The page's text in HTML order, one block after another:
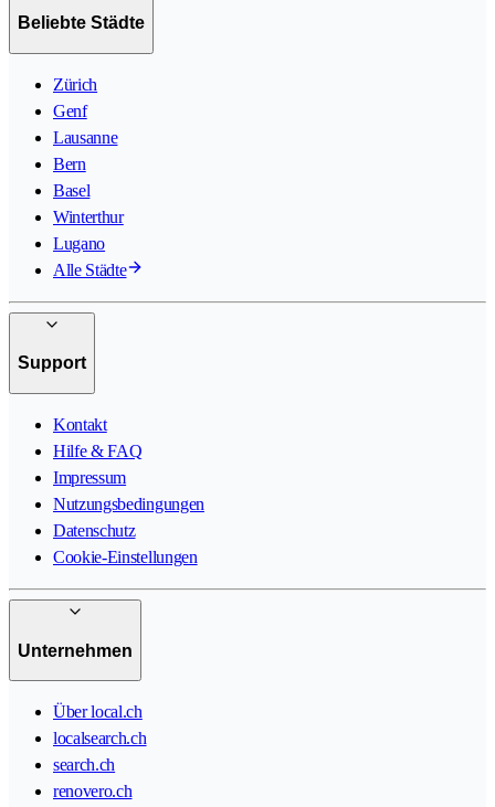
Beliebte Städte
Zürich
Genf
Lausanne
Bern
Basel
Winterthur
Lugano
Alle Städte
Support
Kontakt
Hilfe & FAQ
Impressum
Nutzungsbedingungen
Datenschutz
Cookie-Einstellungen
Unternehmen
Über local.ch
localsearch.ch
search.ch
renovero.ch